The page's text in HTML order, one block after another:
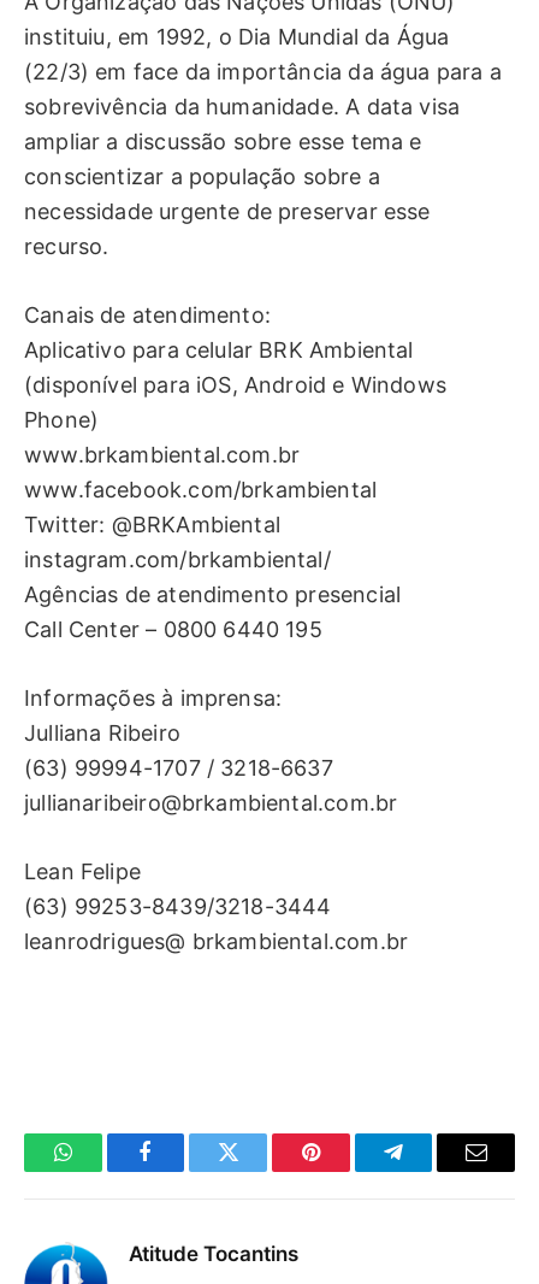
instituiu, em 1992, o Dia Mundial da Água
(22/3) em face da importância da água para a
sobrevivência da humanidade. A data visa
ampliar a discussão sobre esse tema e
conscientizar a população sobre a
necessidade urgente de preservar esse
recurso.
Canais de atendimento:
Aplicativo para celular BRK Ambiental
(disponível para iOS, Android e Windows
Phone)
www.brkambiental.com.br
www.facebook.com/brkambiental
Twitter: @BRKAmbiental
instagram.com/brkambiental/
Agências de atendimento presencial
Call Center – 0800 6440 195
Informações à imprensa:
Julliana Ribeiro
(63) 99994-1707 / 3218-6637
jullianaribeiro@brkambiental.com.br
Lean Felipe
(63) 99253-8439/3218-3444
leanrodrigues@ brkambiental.com.br
WhatsAppFacebookTwitter Pinterest TelegramaE-
Atitude Tocantins